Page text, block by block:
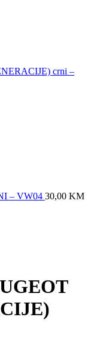
crni –
– VW04 30,00 KM